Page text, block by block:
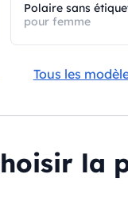
Polaire sans
pour femme
Tous les
la